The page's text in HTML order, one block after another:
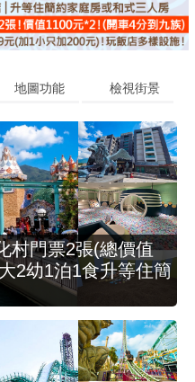
地圖功能 檢視街景
村門票2張(總價值
2幼1泊1食升等住簡